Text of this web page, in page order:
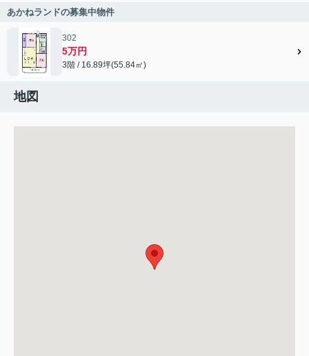
あかねランドの募集中物件
302
5万円
3階 / 16.89坪(55.84㎡)
地図